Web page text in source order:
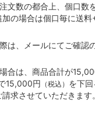
文数の都合上、個口数
加の場合は個口毎に送
は、メールにてご確認
合は、商品合計が
15,000円
（税込） を下
求させていただきます。